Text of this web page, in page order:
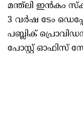
മന്ത്‍ലി ഇൻകം
3 വർഷ ടേം
പബ്ലിക്
പോസ്റ്റ് ഓഫിസ്